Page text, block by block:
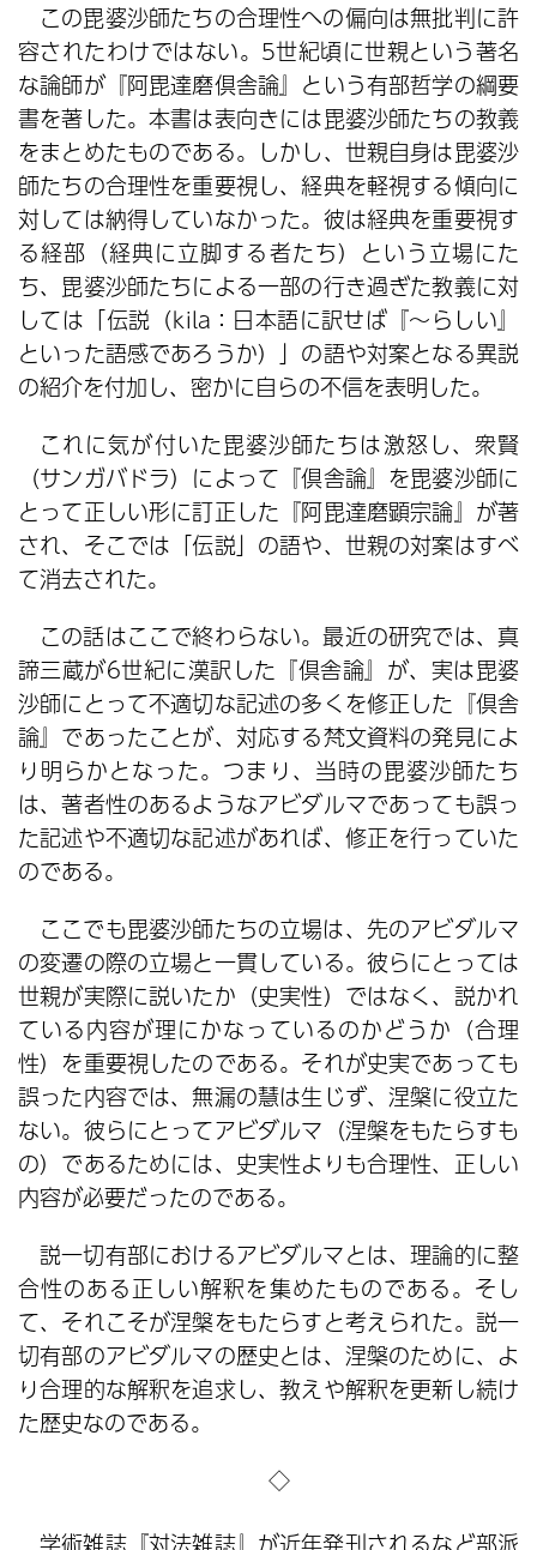
この毘婆沙師たちの合理性への偏向は無批判に許
容されたわけではない。5世紀頃に世親という著名
な論師が『阿毘達磨倶舎論』という有部哲学の綱要
書を著した。本書は表向きには毘婆沙師たちの教義
をまとめたものである。しかし、世親自身は毘婆沙
師たちの合理性を重要視し、経典を軽視する傾向に
対しては納得していなかった。彼は経典を重要視す
る経部（経典に立脚する者たち）という立場にた
ち、毘婆沙師たちによる一部の行き過ぎた教義に対
しては「伝説（kila：日本語に訳せば『～らしい』
といった語感であろうか）」の語や対案となる異説
の紹介を付加し、密かに自らの不信を表明した。
これに気が付いた毘婆沙師たちは激怒し、衆賢
（サンガバドラ）によって『倶舎論』を毘婆沙師に
とって正しい形に訂正した『阿毘達磨顕宗論』が著
され、そこでは「伝説」の語や、世親の対案はすべ
て消去された。
この話はここで終わらない。最近の研究では、真
諦三蔵が6世紀に漢訳した『倶舎論』が、実は毘婆
沙師にとって不適切な記述の多くを修正した『倶舎
論』であったことが、対応する梵文資料の発見によ
り明らかとなった。つまり、当時の毘婆沙師たち
は、著者性のあるようなアビダルマであっても誤っ
た記述や不適切な記述があれば、修正を行っていた
のである。
ここでも毘婆沙師たちの立場は、先のアビダルマ
の変遷の際の立場と一貫している。彼らにとっては
世親が実際に説いたか（史実性）ではなく、説かれ
ている内容が理にかなっているのかどうか（合理
性）を重要視したのである。それが史実であっても
誤った内容では、無漏の慧は生じず、涅槃に役立た
ない。彼らにとってアビダルマ（涅槃をもたらすも
の）であるためには、史実性よりも合理性、正しい
内容が必要だったのである。
説一切有部におけるアビダルマとは、理論的に整
合性のある正しい解釈を集めたものである。そし
て、それこそが涅槃をもたらすと考えられた。説一
切有部のアビダルマの歴史とは、涅槃のために、よ
り合理的な解釈を追求し、教えや解釈を更新し続け
た歴史なのである。
◇
学術雑誌『対法雑誌』が近年発刊されるなど部派